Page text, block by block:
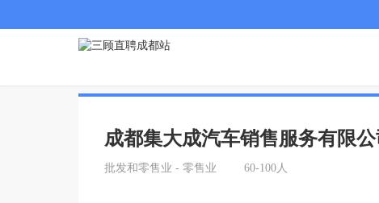
成都集大成汽车销售服务有限公
批发和零售业 - 零售业 60-100人